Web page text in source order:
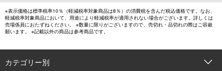
※表示価格は標準税率10％（軽減税率対象商品は8％）の消費税を含んだ税込価格です。なお、
軽減税率対象商品において、用途により軽減税率が適用されない場合がございます。詳しくは
売場係員におたずねください。 ※数量に限りがございますので、売切れ・品切れの際はご容赦
願います。 ※記載以外の商品は参考商品です。
カテゴリー別